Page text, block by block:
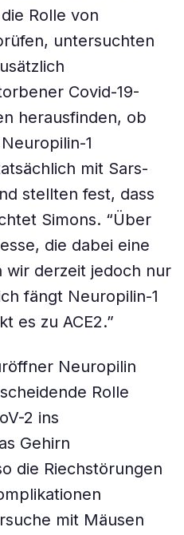
Rolle von
untersuchten
Covid-19-
herausfinden, ob
1
mit Sars-
stellten fest, dass
Simons. “Über
die dabei eine
wir derzeit jedoch nur
fängt Neuropilin-1
es zu ACE2.”
Neuropilin
Rolle
2 ins
Gehirn
die Riechstörungen
mit Mäusen